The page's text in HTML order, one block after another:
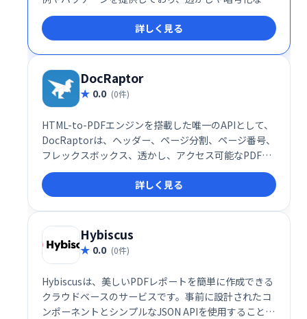
の高度な機能も利用可能です。開発効率を向上させ、
高品質なPDF出力を実現します。
詳しく見る
DocRaptor
0.0 (0件)
HTML-to-PDFエンジンを搭載した唯一のAPIとして、
DocRaptorは、ヘッダー、ページ分割、ページ番号、
フレックスボックス、透かし、アクセス可能なPDFな
どを強力にサポートします。
詳しく見る
Hybiscus
0.0 (0件)
Hybiscusは、美しいPDFレポートを簡単に作成できる
クラウドベースのサービスです。事前に設計されたコ
ンポーネントとシンプルなJSON APIを使用すること